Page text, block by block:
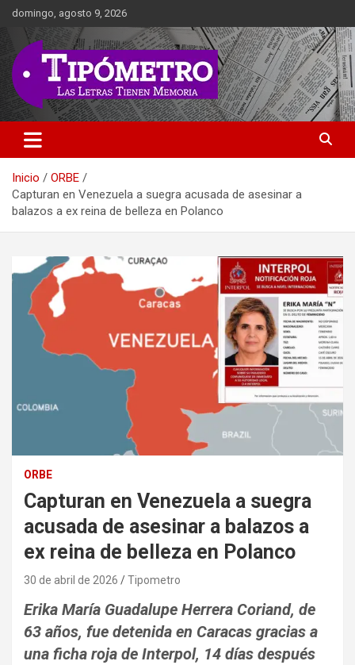
Saltar
contenido
domingo, agosto 9, 2026
Tipometro
Las Letras Tienen Memoria
Inicio
ORBE
Capturan en Venezuela a suegra acusada de asesinar a
balazos a ex reina de belleza en Polanco
ORBE
Capturan en Venezuela a suegra
acusada de asesinar a balazos a
ex reina de belleza en Polanco
30 de abril de 2026 Tipometro
Erika María Guadalupe Herrera Coriand, de
63 años, fue detenida en Caracas gracias a
una ficha roja de Interpol, 14 días después